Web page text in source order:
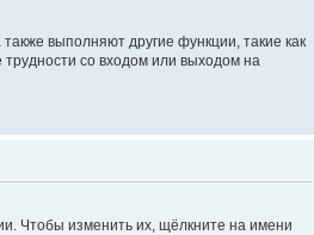
выполняют другие функции, такие как
со входом или выходом на
Чтобы изменить их, щёлкните на имени